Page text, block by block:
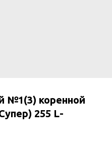
№1(3) коренной
255 L-